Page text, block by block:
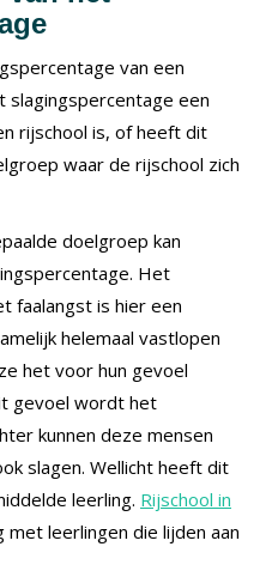
van een
slagingspercentage een
rijschool is, of heeft dit
waar de rijschool zich
doelgroep kan
Het
faalangst is hier een
helemaal vastlopen
het voor hun gevoel
gevoel wordt het
kunnen deze mensen
slagen. Wellicht heeft dit
leerling. Rijschool in
met leerlingen die lijden aan